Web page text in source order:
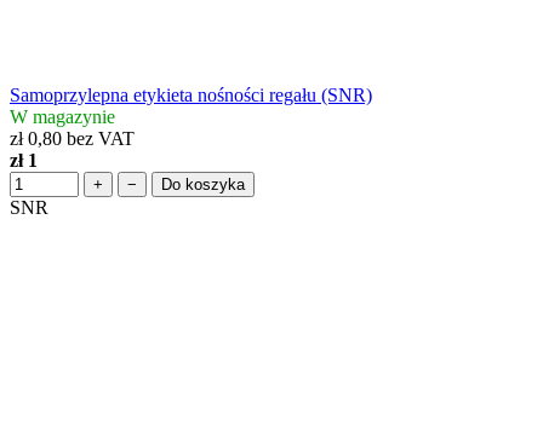
Samoprzylepna etykieta nośności regału (SNR)
W magazynie
zł 0,80 bez VAT
zł 1
+ − Do koszyka
SNR